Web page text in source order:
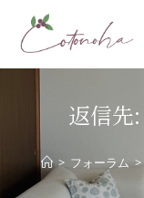
返信
> フォーラム >